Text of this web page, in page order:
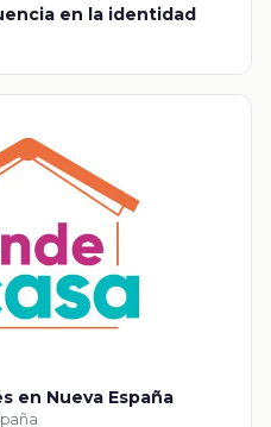
en la identidad
en Nueva España